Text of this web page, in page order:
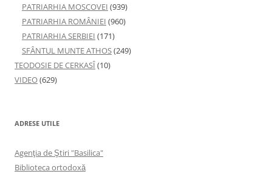
PATRIARHIA MOSCOVEI (939)
PATRIARHIA ROMÂNIEI (960)
PATRIARHIA SERBIEI (171)
SFÂNTUL MUNTE ATHOS(249)
TEODOSIE DE CERKASÎ(10)
VIDEO(629)
ADRESE UTILE
Agenţia de Ştiri "Basilica"
Biblioteca ortodoxă